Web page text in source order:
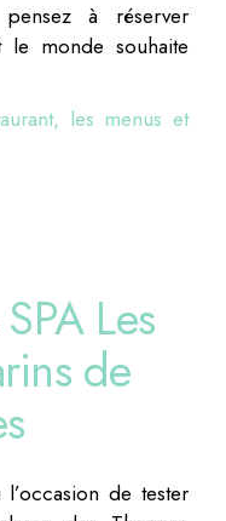
à réserver
le monde souhaite
les menus et
Les
de
de tester